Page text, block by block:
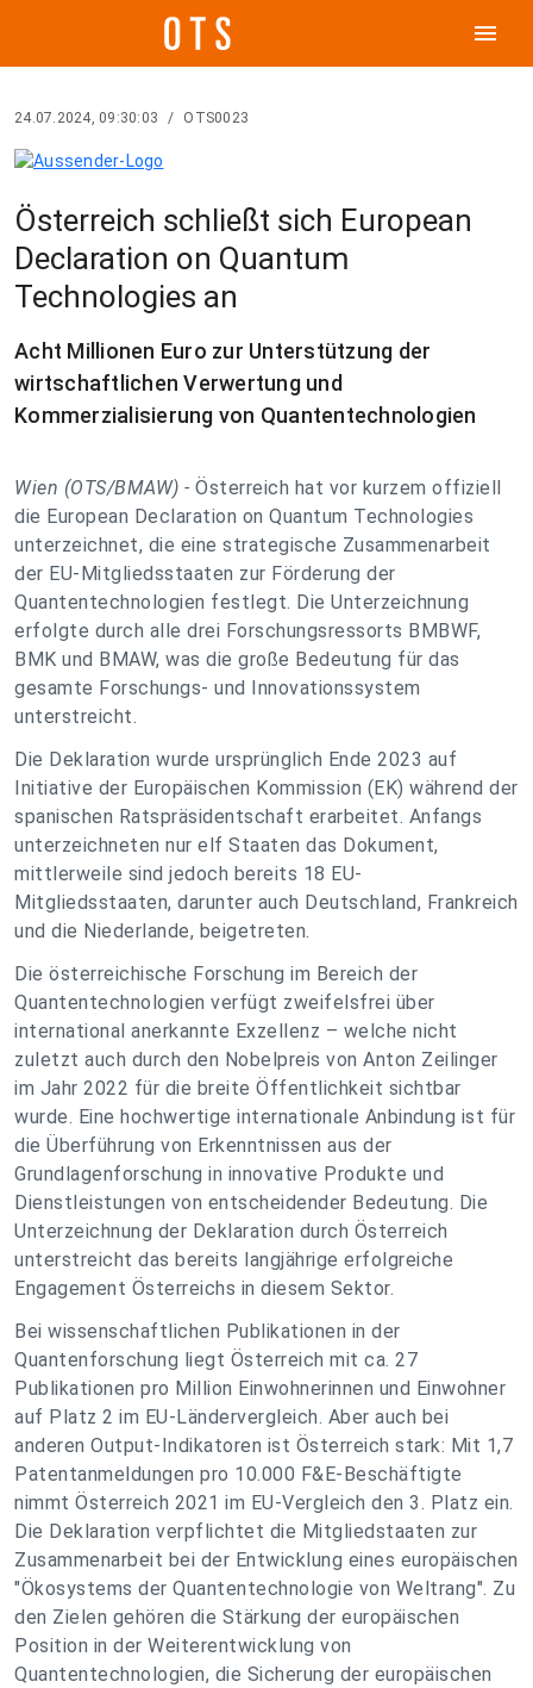
menu
24.07.2024, 09:30:03 / OTS0023
Österreich schließt sich European
Declaration on Quantum
Technologies an
Acht Millionen Euro zur Unterstützung der
wirtschaftlichen Verwertung und
Kommerzialisierung von Quantentechnologien
Wien (OTS/BMAW) - Österreich hat vor kurzem offiziell
die European Declaration on Quantum Technologies
unterzeichnet, die eine strategische Zusammenarbeit
der EU-Mitgliedsstaaten zur Förderung der
Quantentechnologien festlegt. Die Unterzeichnung
erfolgte durch alle drei Forschungsressorts BMBWF,
BMK und BMAW, was die große Bedeutung für das
gesamte Forschungs- und Innovationssystem
unterstreicht.
Die Deklaration wurde ursprünglich Ende 2023 auf
Initiative der Europäischen Kommission (EK) während der
spanischen Ratspräsidentschaft erarbeitet. Anfangs
unterzeichneten nur elf Staaten das Dokument,
mittlerweile sind jedoch bereits 18 EU-
Mitgliedsstaaten, darunter auch Deutschland, Frankreich
und die Niederlande, beigetreten.
Die österreichische Forschung im Bereich der
Quantentechnologien verfügt zweifelsfrei über
international anerkannte Exzellenz – welche nicht
zuletzt auch durch den Nobelpreis von Anton Zeilinger
im Jahr 2022 für die breite Öffentlichkeit sichtbar
wurde. Eine hochwertige internationale Anbindung ist für
die Überführung von Erkenntnissen aus der
Grundlagenforschung in innovative Produkte und
Dienstleistungen von entscheidender Bedeutung. Die
Unterzeichnung der Deklaration durch Österreich
unterstreicht das bereits langjährige erfolgreiche
Engagement Österreichs in diesem Sektor.
Bei wissenschaftlichen Publikationen in der
Quantenforschung liegt Österreich mit ca. 27
Publikationen pro Million Einwohnerinnen und Einwohner
auf Platz 2 im EU-Ländervergleich. Aber auch bei
anderen Output-Indikatoren ist Österreich stark: Mit 1,7
Patentanmeldungen pro 10.000 F&E-Beschäftigte
nimmt Österreich 2021 im EU-Vergleich den 3. Platz ein.
Die Deklaration verpflichtet die Mitgliedstaaten zur
Zusammenarbeit bei der Entwicklung eines europäischen
"Ökosystems der Quantentechnologie von Weltrang". Zu
den Zielen gehören die Stärkung der europäischen
Position in der Weiterentwicklung von
Quantentechnologien, die Sicherung der europäischen